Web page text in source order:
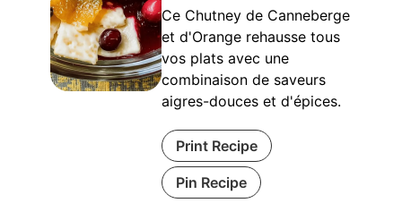
Ce Chutney de Canneberge
et d'Orange rehausse tous
vos plats avec une
combinaison de saveurs
aigres-douces et d'épices.
Print Recipe
Pin Recipe